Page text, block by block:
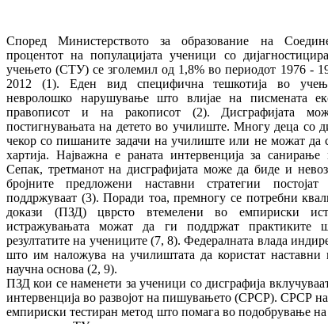
Според Министерството за образование на
процентот на популацијата ученици со
учењето (СТУ) се зголемил од 1,8% во периодот 1976 -
2012 (1). Еден вид специфична тешкотија во
невролошко нарушување што влијае на писмената
правописот и на ракописот (2). Дисграфијата
постигнувањата на детето во училиште. Многу деца со
чекор со пишаните задачи на училиште или не можат да
хартија. Најважна е раната интервенција за санирање
Сепак, третманот на дисграфијата може да биде и
бројните предложени наставни стратегии
поддржуваат (3). Поради тоа, премногу се потребни
докази (ПЗД) цврсто втемелени во емпириски
истражувањата можат да ги поддржат практиките
резултатите на учениците (7, 8). Федералната влада
што им наложува на училиштата да користат
научна основа (2, 9).
ПЗД кои се наменети за ученици со дисграфија вклучуваат
интервенција во развојот на пишувањето (СРСР). СРСР
емпириски тестиран метод што помага во подобрување